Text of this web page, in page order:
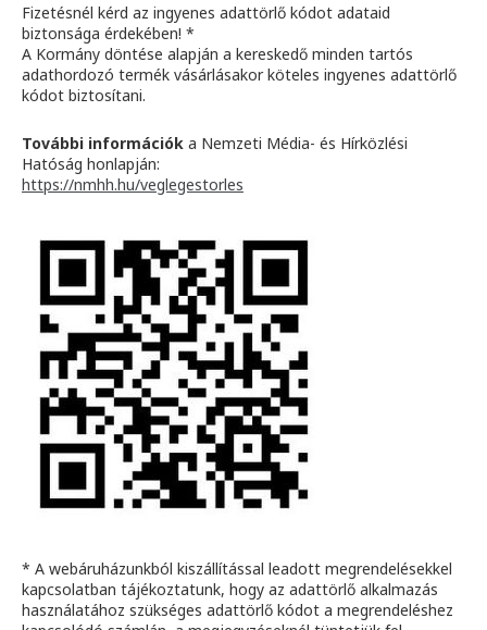
Fizetésnél kérd az ingyenes adattörlő kódot adataid
biztonsága érdekében! *
A Kormány döntése alapján a kereskedő minden tartós
adathordozó termék vásárlásakor köteles ingyenes adattörlő
kódot biztosítani.
További információk a Nemzeti Média- és Hírközlési
Hatóság honlapján:
https://nmhh.hu/veglegestorles
* A webáruházunkból kiszállítással leadott megrendelésekkel
kapcsolatban tájékoztatunk, hogy az adattörlő alkalmazás
használatához szükséges adattörlő kódot a megrendeléshez